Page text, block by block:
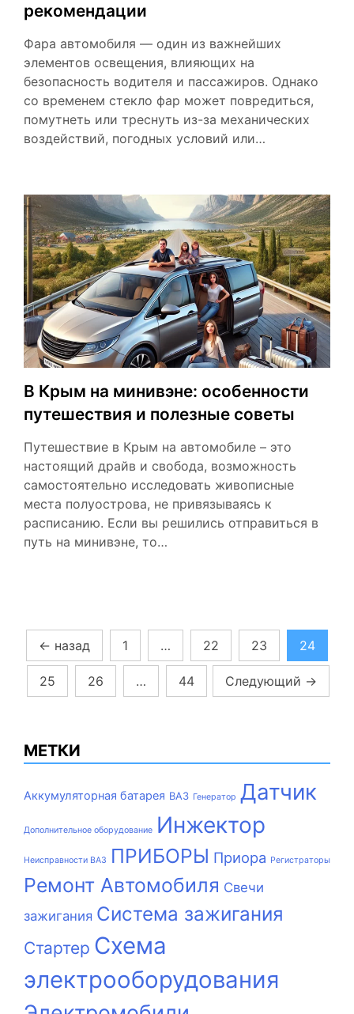
рекомендации
Фара автомобиля — один из важнейших
элементов освещения, влияющих на
безопасность водителя и пассажиров. Однако
со временем стекло фар может повредиться,
помутнеть или треснуть из-за механических
воздействий, погодных условий или…
В Крым на минивэне: особенности
путешествия и полезные советы
Путешествие в Крым на автомобиле – это
настоящий драйв и свобода, возможность
самостоятельно исследовать живописные
места полуострова, не привязываясь к
расписанию. Если вы решились отправиться в
путь на минивэне, то…
Пагинация
записей
← назад 1 … 22 23 24
25 26 … 44 Следующий →
МЕТКИ
Аккумуляторная батарея ВАЗ Генератор Датчик
Дополнительное оборудование Инжектор
Неисправности ВАЗ ПРИБОРЫ Приора Регистраторы
Ремонт Автомобиля Свечи
зажигания Система зажигания
Стартер Схема
электрооборудования